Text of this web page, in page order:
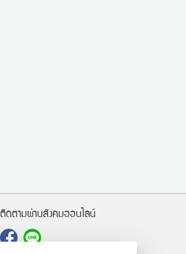
ติดตามผ่านสังคมออนไลน์